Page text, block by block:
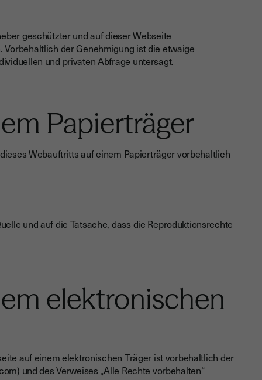
geschützter und auf dieser Webseite
der Genehmigung ist die etwaige
und privaten Abfrage untersagt.
Papierträger
Webauftritts auf einem Papierträger vorbehaltlich
und auf die Tatsache, dass die Reproduktionsrechte
elektronischen
auf einem elektronischen Träger ist vorbehaltlich der
und des Verweises „Alle Rechte vorbehalten“